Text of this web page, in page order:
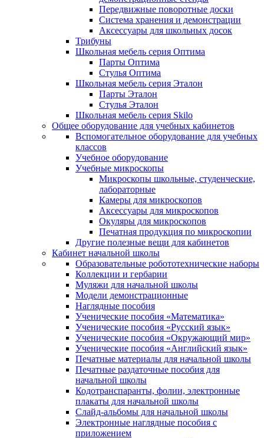
Передвижные поворотные доски
Система хранения и демонстрации
Аксессуары для школьных досок
Трибуны
Школьная мебель серия Оптима
Парты Оптима
Стулья Оптима
Школьная мебель серия Эталон
Парты Эталон
Стулья Эталон
Школьная мебель серия Skilo
Общее оборудование для учебных кабинетов
Вспомогательное оборудование для учебных
классов
Учебное оборудование
Учебные микроскопы
Микроскопы школьные, студенческие,
лабораторные
Камеры для микроскопов
Аксессуары для микроскопов
Окуляры для микроскопов
Печатная продукция по микроскопии
Другие полезные вещи для кабинетов
Кабинет начальной школы
Образовательные робототехнические наборы
Коллекции и гербарии
Муляжи для начальной школы
Модели демонстрационные
Наглядные пособия
Ученические пособия «Математика»
Ученические пособия «Русский язык»
Ученические пособия «Окружающий мир»
Ученические пособия «Английский язык»
Печатные материалы для начальной школы
Печатные раздаточные пособия для
начальной школы
Кодотранспаранты, фолии, электронные
плакаты для начальной школы
Слайд-альбомы для начальной школы
Электронные наглядные пособия с
приложением